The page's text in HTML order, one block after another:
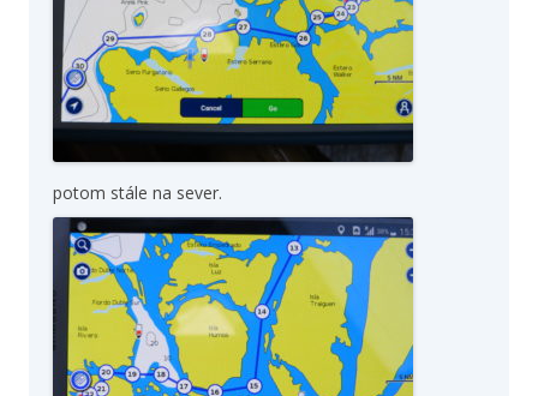
potom stále na sever.